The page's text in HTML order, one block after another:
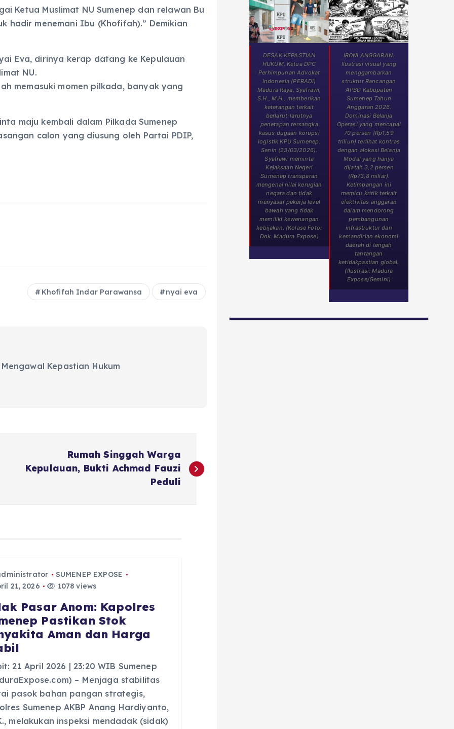
Ketua Muslimat NU Sumenep dan relawan Bu
hadir menemani Ibu (Khofifah).” Demikian
Eva, dirinya kerap datang ke Kepulauan
NU.
memasuki momen pilkada, banyak yang
maju kembali dalam Pilkada Sumenep
calon yang diusung oleh Partai PDIP,
Khofifah Indar Parawansa nyai eva
Kepastian Hukum
Rumah Singgah Warga
Kepulauan, Bukti Achmad Fauzi
Peduli
SUMENEP EXPOSE
21, 2026
1078 views
Pasar Anom: Kapolres
Pastikan Stok
Aman dan Harga
21 April 2026 | 23:20 WIB Sumenep
– Menjaga stabilitas
pasok bahan pangan strategis,
Sumenep AKBP Anang Hardiyanto,
melakukan inspeksi mendadak (sidak)
DESAK KEPASTIAN
HUKUM. Ketua DPC
Perhimpunan Advokat
Indonesia (PERADI)
Madura Raya, Syafrawi,
S.H., M.H., memberikan
keterangan terkait
berlarut-larutnya
penetapan tersangka
kasus dugaan korupsi
logistik KPU Sumenep,
Senin (23/03/2026).
Syafrawi meminta
Kejaksaan Negeri
Sumenep transparan
mengenai nilai kerugian
negara dan tidak
menyasar pekerja level
bawah yang tidak
memiliki kewenangan
kebijakan. (Kolase Foto:
Dok. Madura Expose)
IRONI ANGGARAN.
Ilustrasi visual yang
menggambarkan
struktur Rancangan
APBD Kabupaten
Sumenep Tahun
Anggaran 2026.
Dominasi Belanja
Operasi yang mencapai
70 persen (Rp1,59
triliun) terlihat kontras
dengan alokasi Belanja
Modal yang hanya
dijatah 3,2 persen
(Rp73,8 miliar).
Ketimpangan ini
memicu kritik terkait
efektivitas anggaran
dalam mendorong
pembangunan
infrastruktur dan
kemandirian ekonomi
daerah di tengah
tantangan
ketidakpastian global.
(Ilustrasi: Madura
Expose/Gemini)